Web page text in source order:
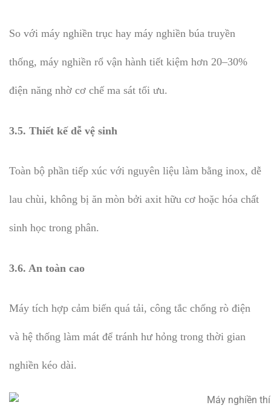
So với máy nghiền trục hay máy nghiền búa truyền
thống, máy nghiền rổ vận hành tiết kiệm hơn 20–30%
điện năng nhờ cơ chế ma sát tối ưu.
3.5. Thiết kế dễ vệ sinh
Toàn bộ phần tiếp xúc với nguyên liệu làm bằng inox, dễ
lau chùi, không bị ăn mòn bởi axit hữu cơ hoặc hóa chất
sinh học trong phân.
3.6. An toàn cao
Máy tích hợp cảm biến quá tải, công tắc chống rò điện
và hệ thống làm mát để tránh hư hỏng trong thời gian
nghiền kéo dài.